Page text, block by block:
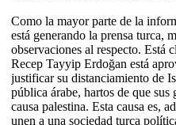
Como la mayor parte de la
está generando la prensa turca,
observaciones al respecto. Está
Recep Tayyip Erdoğan está
justificar su distanciamiento de
pública árabe, hartos de que
causa palestina. Esta causa es,
unen a una sociedad turca